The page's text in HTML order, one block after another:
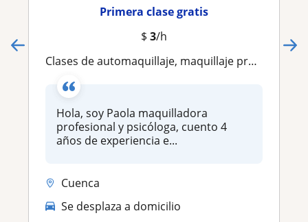
Primera clase gratis
$ 3/h
Clases de automaquillaje, maquillaje profesional, social y perfeccionamientos
Hola, soy Paola maquilladora
profesional y psicóloga, cuento 4
años de experiencia e...
Cuenca
Se desplaza a domicilio